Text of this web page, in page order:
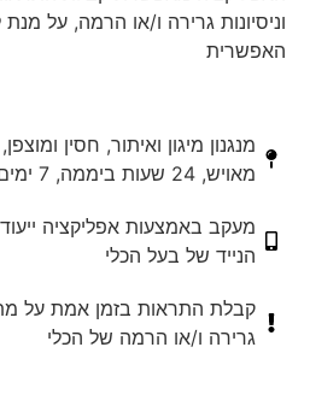
וניסיונות גרירה ו/או הרמה, על
האפשרית
מנגנון מיגון ואיתור, חסין
מאויש, 24 שעות ביממה, 7 ימים בשבוע
מעקב באמצעות אפליקציה
הנייד של בעל הכלי
קבלת התראות בזמן אמת על מתח
גרירה ו/או הרמה של הכלי